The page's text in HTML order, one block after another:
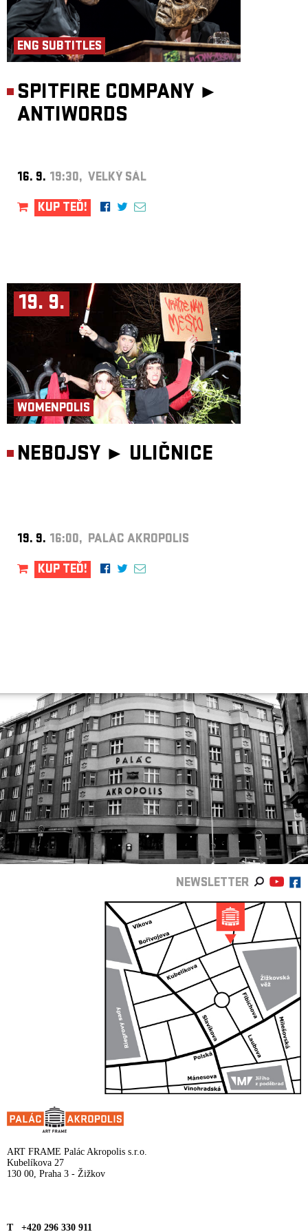
ENG SUBTITLES
SPITFIRE COMPANY ►
ANTIWORDS
16. 9. 19:30, VELKÝ SÁL
KUP TEĎ!
19. 9.
WOMENPOLIS
NEBOJSY ► ULIČNICE
19. 9. 16:00, PALÁC AKROPOLIS
KUP TEĎ!
NEWSLETTER
ART FRAME Palác Akropolis s.r.o.
Kubelíkova 27
130 00, Praha 3 - Žižkov
T +420 296 330 911